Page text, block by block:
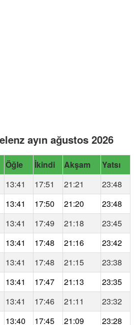
ayın ağustos 2026
Öğle İkindi Akşam
Yatsı
13:41 17:51 21:21
23:48
13:41 17:50 21:20
23:48
13:41 17:49 21:18
23:45
13:41 17:48 21:16
23:42
13:41 17:48 21:15
23:38
13:41 17:47 21:13
23:35
13:41 17:46 21:11
23:32
13:40 17:45 21:09
23:28